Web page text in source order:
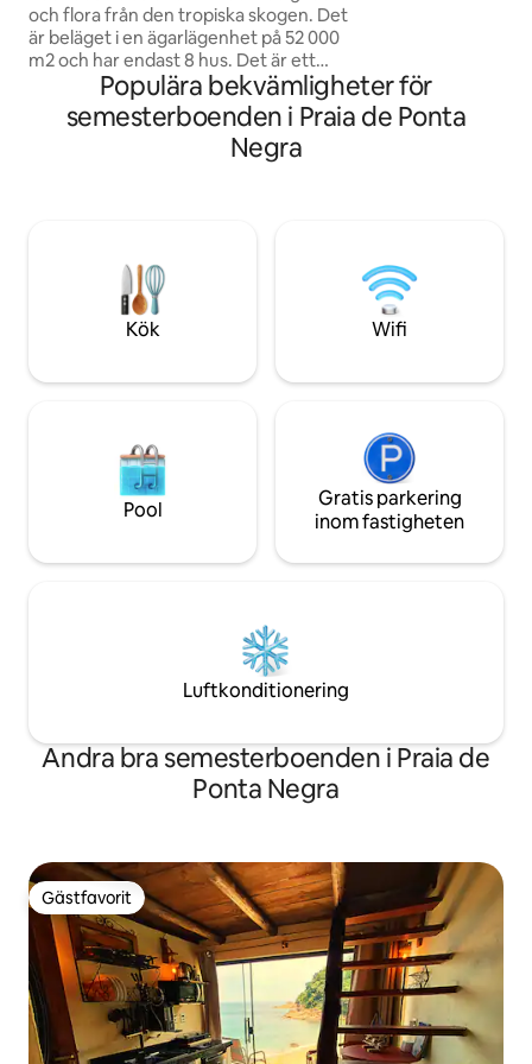
och flora från den tropiska skogen. Det
är beläget i en ägarlägenhet på 52 000
m2 och har endast 8 hus. Det är ett
speciellt ställe för dem som är ute efter
lugn och avskildhet. Det enda
transportmedlet, förutom båtar, är till
fots, vilket ger möjlighet till vackra
https://www.airbnb.com/l/vGFgBtUs
destination Praia
Araçatiba (30
per person). Stig
Populära bekvämligheter för
semesterboenden i Praia de Ponta
Negra
Kök Wifi
Pool
Gratis parkering
inom fastigheten
Luftkonditionering
Andra bra semesterboenden i Praia de
Ponta Negra
Gästfavorit
Gästfavorit